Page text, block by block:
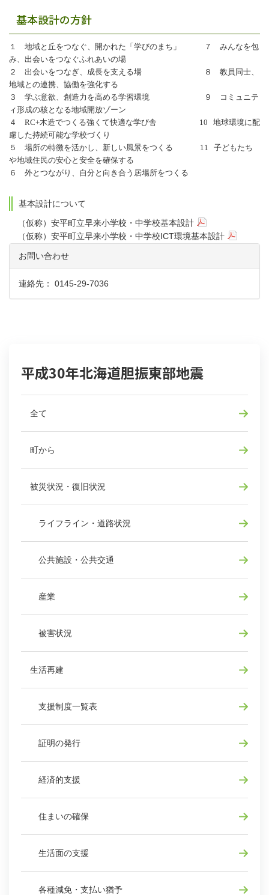
基本設計の方針
１ 地域と丘をつなぐ、開かれた「学びのまち」 ７ みんなを包
み、出会いをつなぐふれあいの場
２ 出会いをつなぎ、成⻑を⽀ える場 ８ 教員同士、
地域との連携、協働を強化する
３ 学ぶ意欲、創造⼒ を高める学習環境 ９ コミュニテ
ィ形成の核となる地域開放ゾーン
４ RC+木造でつくる強くて快適な学び舎 10 地球環境に配
慮した持続可能な学校づくり
５
場所の特徴を活かし、新しい風景をつくる 11 子どもたち
や地域住 ⺠の安心と安全を確保する
６ 外とつながり、自分と向き合う居場所をつくる
基本設計について
（仮称）安平町立早来小学校・中学校基本設計
（仮称）安平町立早来小学校・中学校ICT環境基本設計
お問い合わせ
連絡先： 0145-29-7036
平成30年北海道胆振東部地震
全て
町から
被災状況・復旧状況
ライフライン・道路状況
公共施設・公共交通
産業
被害状況
生活再建
支援制度一覧表
証明の発行
経済的支援
住まいの確保
生活面の支援
各種減免・支払い猶予